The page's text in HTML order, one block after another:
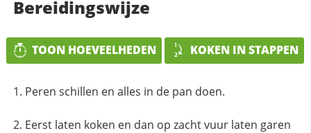
Bereidingswijze
TOON HOEVEELHEDEN KOKEN IN STAPPEN
Peren schillen en alles in de pan doen.
Eerst laten koken en dan op zacht vuur laten garen